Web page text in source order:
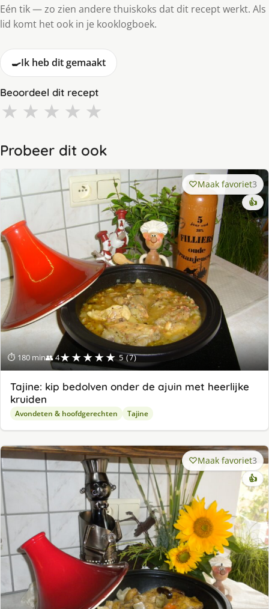
Eén tik — zo zien andere thuiskoks dat dit recept werkt. Als
lid komt het ook in je kooklogboek.
🍳Ik heb dit gemaakt
Beoordeel dit recept
★ ★ ★ ★ ★
Probeer dit ook
⏱ 180 min👥 4★★★★★ 5 (7)
Maak favoriet3
👍
Tajine: kip bedolven onder de ajuin met heerlijke
kruiden
Avondeten & hoofdgerechten Tajine
Maak favoriet3
👍